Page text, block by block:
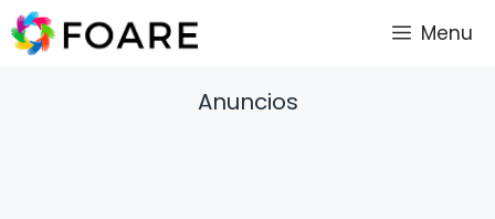
Saltar
al
Menu
Anuncios